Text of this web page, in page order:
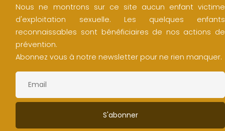
Nous ne montrons sur ce site aucun enfant victime
d'exploitation sexuelle. Les quelques enfants
reconnaissables sont bénéficiaires de nos actions de
prévention.
Abonnez vous à notre newsletter pour ne rien manquer.